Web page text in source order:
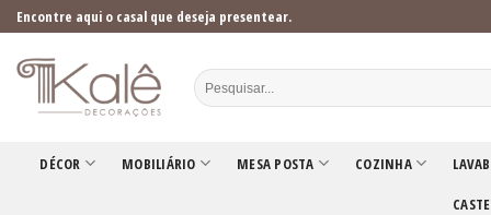
Skip
to
content
Encontre aqui o casal que deseja presentear.
DÉCOR MOBILIÁRIO MESA POSTA COZINHA